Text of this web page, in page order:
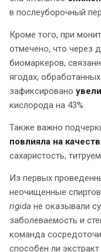
в послеуборочный
Кроме того, при
отмечено, что через
биомаркеров,
ягодах,
зафиксировано
кислорода на 43%.
Также важно
повлияла на
сахаристость,
Из первых
неочищенные
rigida не оказывали
заболеваемость и
команда
способен ли